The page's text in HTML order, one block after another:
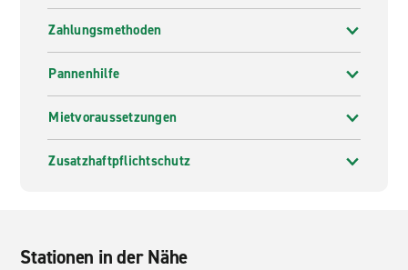
Zahlungsmethoden
Pannenhilfe
Mietvoraussetzungen
Zusatzhaftpflichtschutz
Stationen in der Nähe